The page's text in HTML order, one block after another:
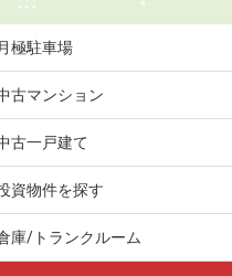
月極駐車場
古マンション
古一戸建て
資物件を探す
庫/トランクルーム